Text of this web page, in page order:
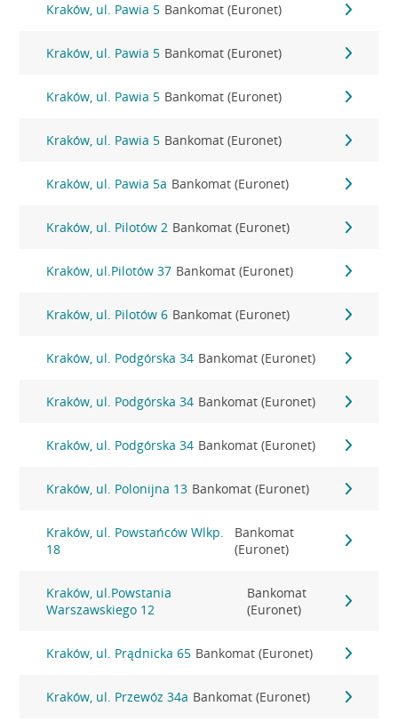
Kraków, ul. Pawia 5 Bankomat (Euronet)
Kraków, ul. Pawia 5 Bankomat (Euronet)
Kraków, ul. Pawia 5 Bankomat (Euronet)
Kraków, ul. Pawia 5 Bankomat (Euronet)
Kraków, ul. Pawia 5a Bankomat (Euronet)
Kraków, ul. Pilotów 2 Bankomat (Euronet)
Kraków, ul.Pilotów 37 Bankomat (Euronet)
Kraków, ul. Pilotów 6 Bankomat (Euronet)
Kraków, ul. Podgórska 34 Bankomat (Euronet)
Kraków, ul. Podgórska 34 Bankomat (Euronet)
Kraków, ul. Podgórska 34 Bankomat (Euronet)
Kraków, ul. Polonijna 13 Bankomat (Euronet)
Kraków, ul. Powstańców Wlkp.
18
Bankomat
(Euronet)
Kraków, ul.Powstania
Warszawskiego 12
Bankomat
(Euronet)
Kraków, ul. Prądnicka 65 Bankomat (Euronet)
Kraków, ul. Przewóz 34a Bankomat (Euronet)